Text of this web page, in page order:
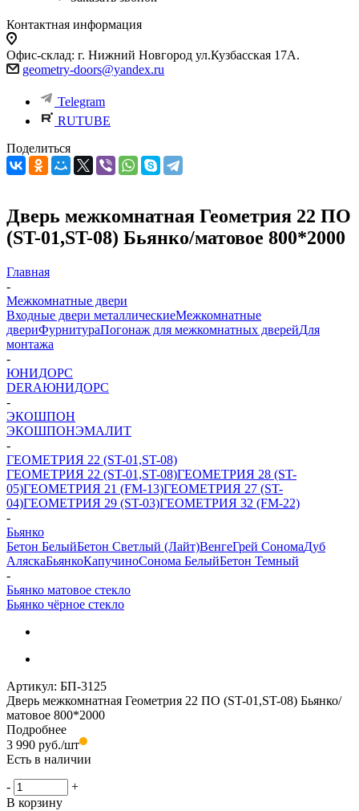
Контактная информация
Офис-склад: г. Нижний Новгород ул.Кузбасская 17А.
geometry-doors@yandex.ru
Telegram
RUTUBE
Поделиться
Дверь межкомнатная Геометрия 22 ПО
(ST-01,ST-08) Бьянко/матовое 800*2000
Главная
-
Межкомнатные двери
Входные двери металлическиеМежкомнатные
двериФурнитураПогонаж для межкомнатных дверейДля
монтажа
-
ЮНИДОРС
DERAЮНИДОРС
-
ЭКОШПОН
ЭКОШПОНЭМАЛИТ
-
ГЕОМЕТРИЯ 22 (ST-01,ST-08)
ГЕОМЕТРИЯ 22 (ST-01,ST-08)ГЕОМЕТРИЯ 28 (ST-
05)ГЕОМЕТРИЯ 21 (FM-13)ГЕОМЕТРИЯ 27 (ST-
04)ГЕОМЕТРИЯ 29 (ST-03)ГЕОМЕТРИЯ 32 (FM-22)
-
Бьянко
Бетон БелыйБетон Светлый (Лайт)ВенгеГрей СономаДуб
АляскаБьянкоКапучиноСонома БелыйБетон Темный
-
Бьянко матовое стекло
Бьянко чёрное стекло
Артикул: БП-3125
Дверь межкомнатная Геометрия 22 ПО (ST-01,ST-08) Бьянко/
матовое 800*2000
Подробнее
3 990 руб./шт
Есть в наличии
-
+
В корзину